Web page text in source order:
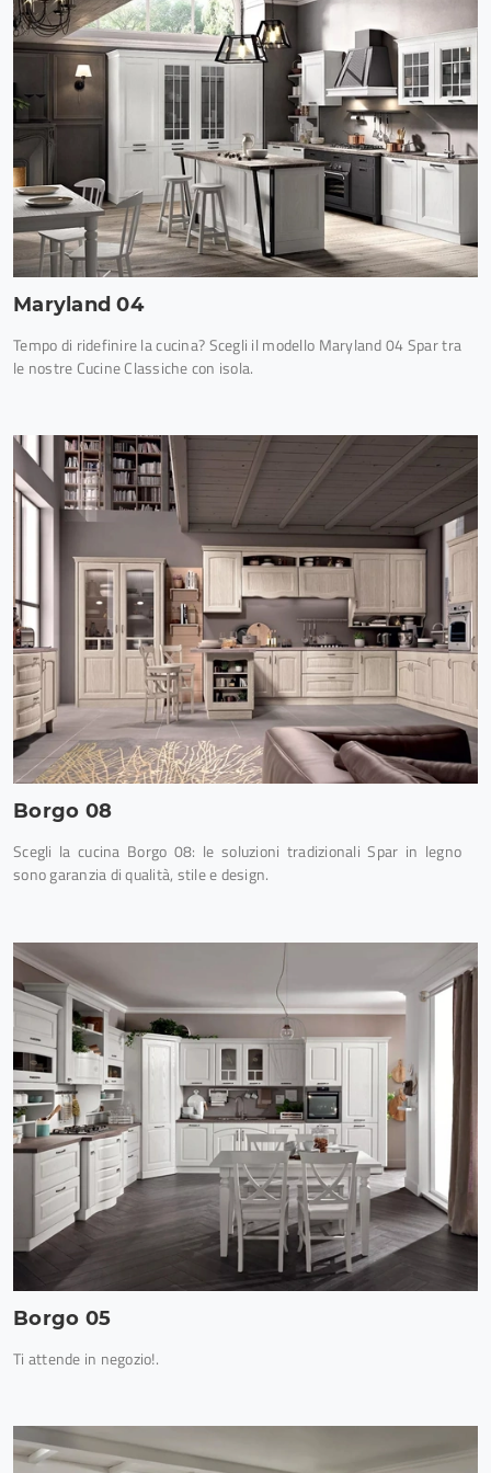
Maryland 04
Tempo di ridefinire la cucina? Scegli il modello Maryland 04 Spar tra
le nostre Cucine Classiche con isola.
Borgo 08
Scegli la cucina Borgo 08: le soluzioni tradizionali Spar in legno
sono garanzia di qualità, stile e design.
Borgo 05
Ti attende in negozio!.